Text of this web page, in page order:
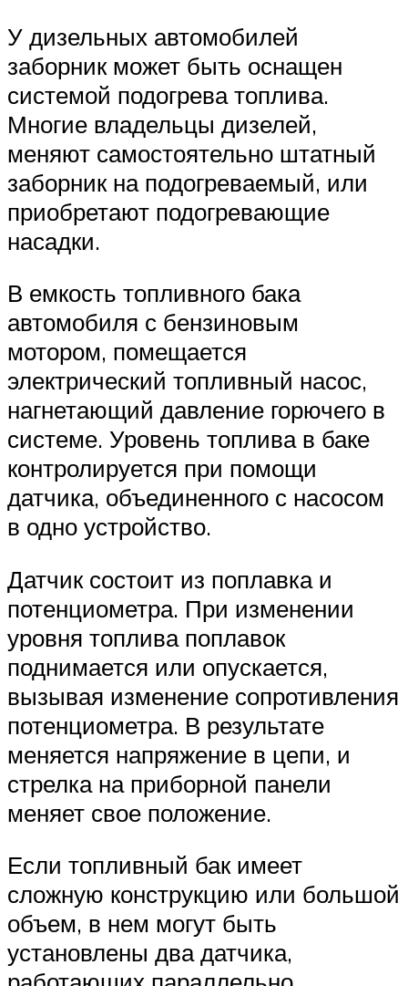
У дизельных автомобилей
заборник может быть оснащен
системой подогрева топлива.
Многие владельцы дизелей,
меняют самостоятельно штатный
заборник на подогреваемый, или
приобретают подогревающие
насадки.
В емкость топливного бака
автомобиля с бензиновым
мотором, помещается
электрический топливный насос,
нагнетающий давление горючего в
системе. Уровень топлива в баке
контролируется при помощи
датчика, объединенного с насосом
в одно устройство.
Датчик состоит из поплавка и
потенциометра. При изменении
уровня топлива поплавок
поднимается или опускается,
вызывая изменение сопротивления
потенциометра. В результате
меняется напряжение в цепи, и
стрелка на приборной панели
меняет свое положение.
Если топливный бак имеет
сложную конструкцию или большой
объем, в нем могут быть
установлены два датчика,